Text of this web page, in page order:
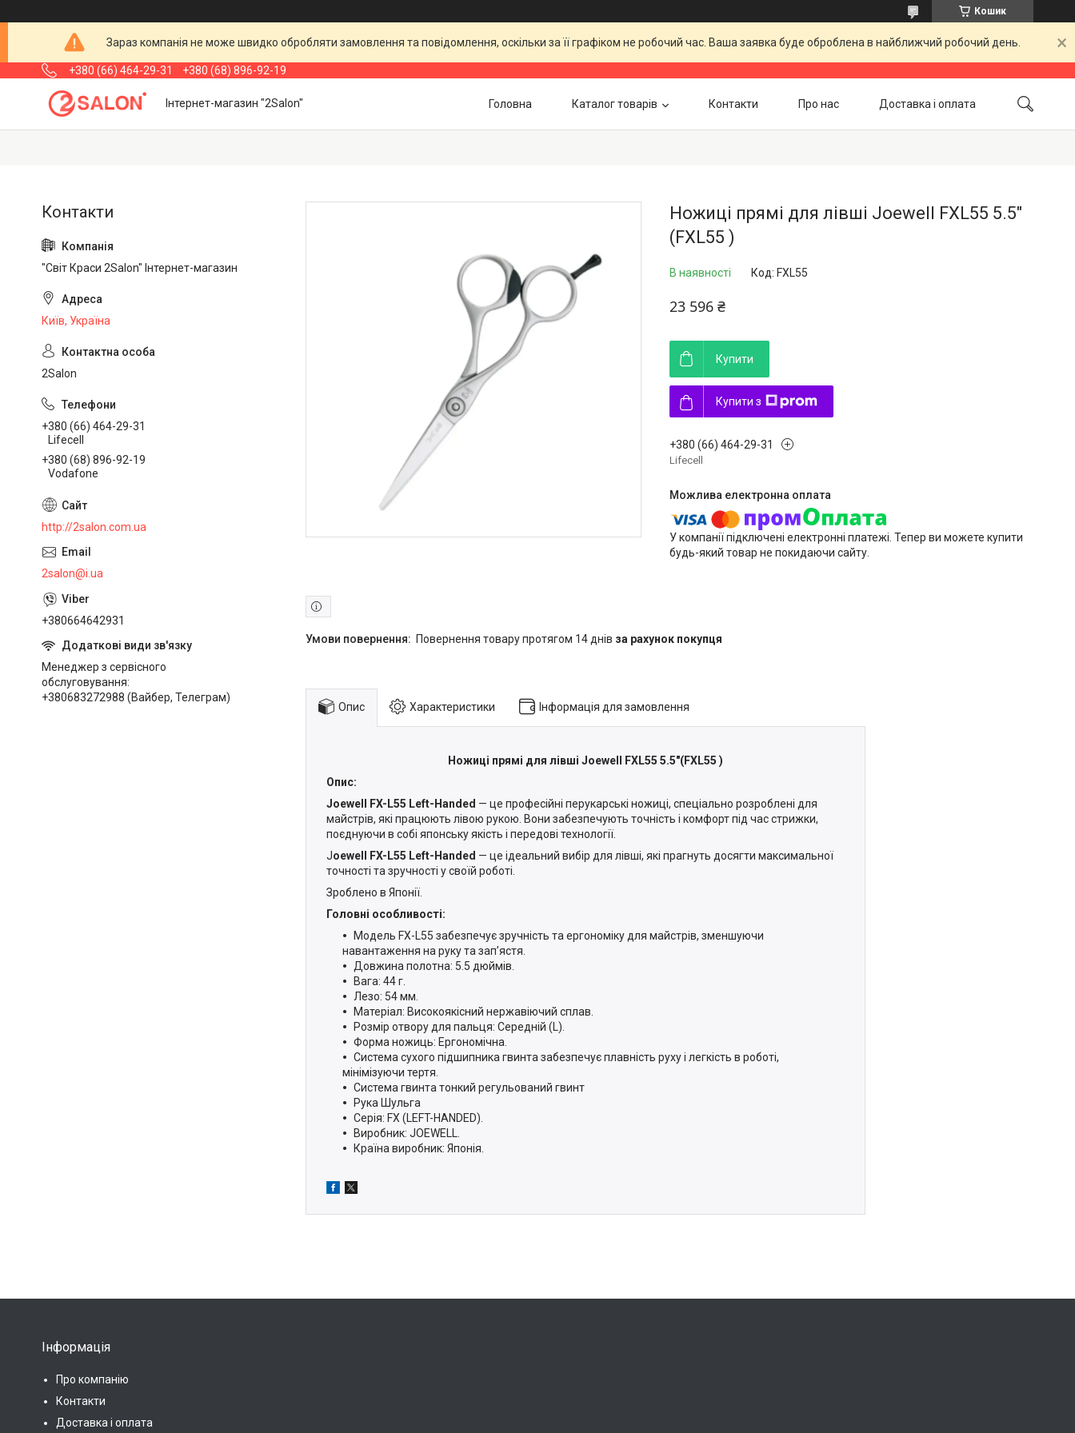
Кошик
Зараз компанія не може швидко обробляти замовлення та повідомлення, оскільки за її графіком не робочий час. Ваша заявка буде оброблена в найближчий робочий день.
+380 (66) 464-29-31 +380 (68) 896-92-19
Інтернет-магазин "2Salon" Головна Каталог товарів Контакти Про нас Доставка і оплата
Ножиці прямі для лівші Joewell FXL55 5.5"​​​​​​​
(FXL55 )
В наявності Код: FXL55
23 596 ₴
Купити
Купити з
+380 (66) 464-29-31
Lifecell
У компанії підключені електронні платежі. Тепер ви можете купити
будь-який товар не покидаючи сайту.
повернення товару протягом 14 днів за рахунок покупця
Опис Характеристики Інформація для замовлення
Ножиці прямі для лівші Joewell FXL55 5.5"(FXL55 )
Опис:
Joewell FX-L55 Left-Handed — це професійні перукарські ножиці, спеціально розроблені для
майстрів, які працюють лівою рукою. Вони забезпечують точність і комфорт під час стрижки,
поєднуючи в собі японську якість і передові технології.
Joewell FX-L55 Left-Handed — це ідеальний вибір для лівші, які прагнуть досягти максимальної
точності та зручності у своїй роботі.
Зроблено в Японії.
Головні особливості:
Модель FX-L55 забезпечує зручність та ергономіку для майстрів, зменшуючи
навантаження на руку та зап’ястя.
Довжина полотна: 5.5 дюймів.
Вага: 44 г.
Лезо: 54 мм.
Матеріал: Високоякісний нержавіючий сплав.
Розмір отвору для пальця: Середній (L).
Форма ножиць: Ергономічна.
Система сухого підшипника гвинта забезпечує плавність руху і легкість в роботі,
мінімізуючи тертя.
Система гвинта тонкий регульований гвинт
Рука Шульга
Серія: FX (LEFT-HANDED).
Виробник: JOEWELL.
Країна виробник: Японія.
"Світ Краси 2Salon" Інтернет-магазин
Київ, Україна
2Salon
+380 (66) 464-29-31
Lifecell
+380 (68) 896-92-19
Vodafone
http://2salon.com.ua
2salon@i.ua
+380664642931
Менеджер з сервісного
обслуговування
+380683272988 (Вайбер, Телеграм)
Інформація
Про компанію
Контакти
Доставка і оплата